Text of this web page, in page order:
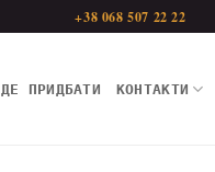
+38 068 507 22 22
ДЕ ПРИДБАТИ КОНТАКТИ